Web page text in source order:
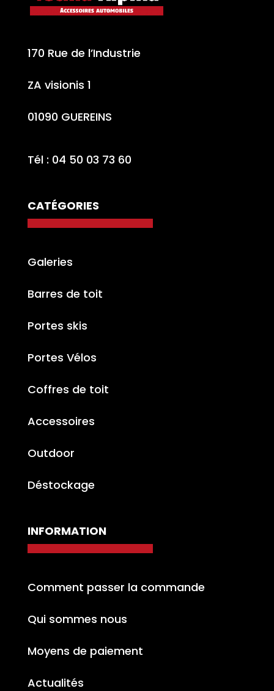
170 Rue de l’Industrie
ZA visionis 1
01090 GUEREINS
Tél : 04 50 03 73 60
CATÉGORIES
Galeries
Barres de toit
Portes skis
Portes Vélos
Coffres de toit
Accessoires
Outdoor
Déstockage
INFORMATION
Comment passer la commande
Qui sommes nous
Moyens de paiement
Actualités